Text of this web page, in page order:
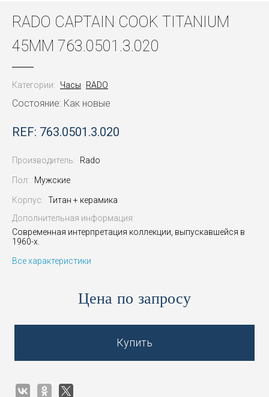
RADO CAPTAIN COOK TITANIUM
45MM 763.0501.3.020
Категории: Часы RADO
Состояние: Как новые
REF: 763.0501.3.020
Производитель: Rado
Пол: Мужские
Корпус: Титан + керамика
Дополнительная информация:
Современная интерпретация коллекции, выпускавшейся в
1960-х.
Все характеристики
Цена по запросу
Купить